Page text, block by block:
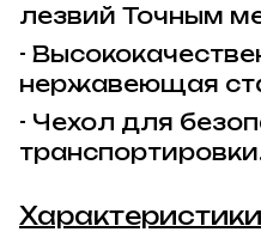
лезвий Точным
-
нержавеющая
- Чехол для
Характеристики